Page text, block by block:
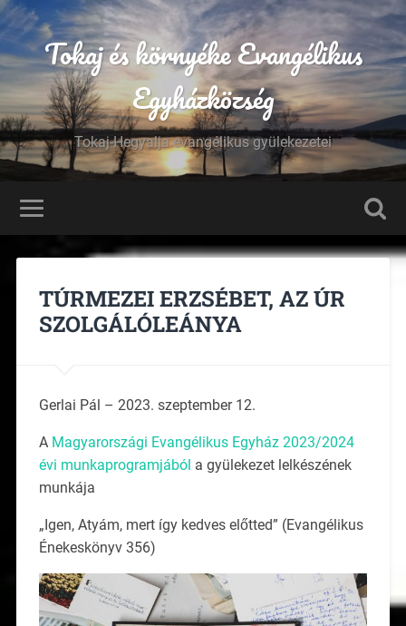
Tokaj és környéke Evangélikus
Egyházközség
Tokaj-Hegyalja evangélikus gyülekezetei
TÚRMEZEI ERZSÉBET, AZ ÚR
SZOLGÁLÓLEÁNYA
Gerlai Pál – 2023. szeptember 12.
A Magyarországi Evangélikus Egyház 2023/2024
évi munkaprogramjából a gyülekezet lelkészének
munkája
„Igen, Atyám, mert így kedves előtted” (Evangélikus
Énekeskönyv 356)